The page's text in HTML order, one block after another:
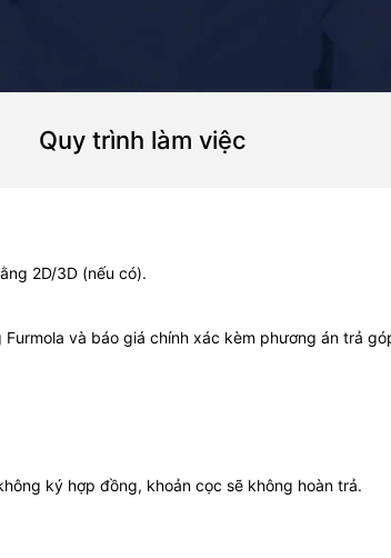
Quy trình làm việc
2D/3D (nếu có).
và báo giá chính xác kèm phương án trả
ký hợp đồng, khoản cọc sẽ không hoàn trả.